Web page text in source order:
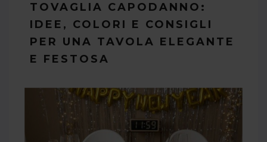
TOVAGLIA CAPODANNO:
IDEE, COLORI E CONSIGLI
PER UNA TAVOLA ELEGANTE
E FESTOSA